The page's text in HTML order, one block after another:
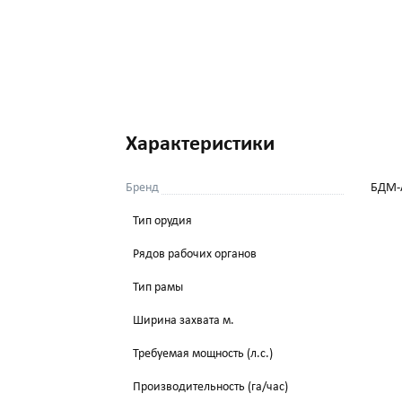
Характеристики
Бренд БДМ-
Тип орудия
Рядов рабочих органов
Тип рамы
Ширина захвата м.
Требуемая мощность (л.с.)
Производительность (га/час)